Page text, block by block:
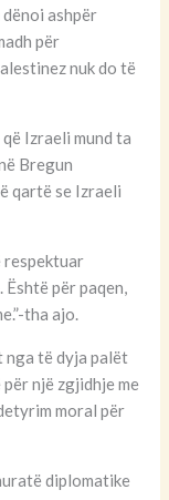
ashpër
për
nuk do të
Izraeli mund ta
Bregun
qartë se Izraeli
respektuar
për paqen,
tha ajo.
të dyja palët
një zgjidhje me
moral për
diplomatike